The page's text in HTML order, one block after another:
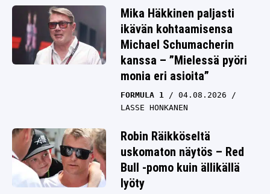
Mika Häkkinen paljasti
ikävän kohtaamisensa
Michael Schumacherin
kanssa – ”Mielessä pyöri
monia eri asioita”
FORMULA 1
04.08.2026
LASSE HONKANEN
Robin Räikköseltä
uskomaton näytös – Red
Bull -pomo kuin ällikällä
lyöty